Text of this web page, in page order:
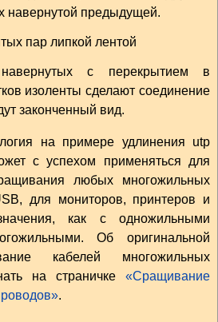
навернутой предыдущей.
с перекрытием в
изоленты сделают соединение
законченный вид.
на примере удлинения utp
с успехом применяться для
любых многожильных
для мониторов, принтеров и
как с одножильными
Об оригинальной
кабелей многожильных
на страничке«Сращивание
.